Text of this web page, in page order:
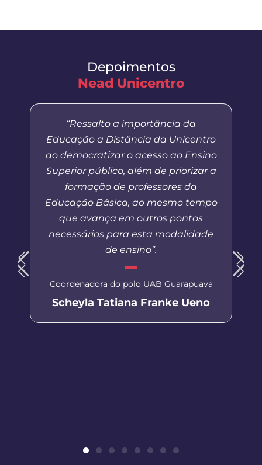
Depoimentos
Nead Unicentro
“Ressalto a importância da
Educação a Distância da Unicentro
ao democratizar o acesso ao Ensino
Superior público, além de priorizar a
formação de professores da
Educação Básica, ao mesmo tempo
que avança em outros pontos
necessários para esta modalidade
de ensino”.
Coordenadora do polo UAB Guarapuava
Scheyla Tatiana Franke Ueno